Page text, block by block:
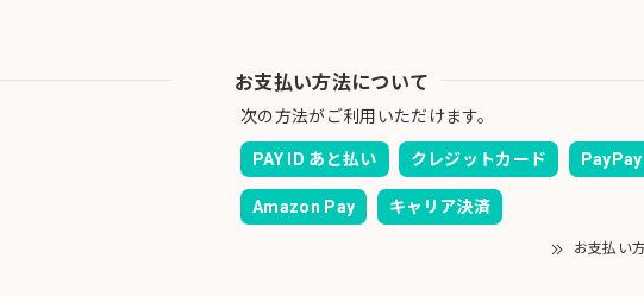
お支払い方法について
次の方法がご利用いただけます。
PAY ID あと払い クレジットカード PayPay
Amazon Pay キャリア決済
お支払い